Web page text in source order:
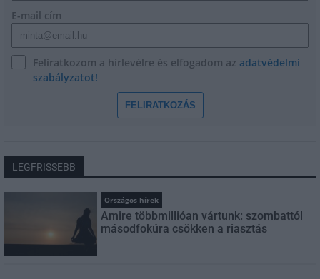
E-mail cím
Feliratkozom a hírlevélre és elfogadom az adatvédelmi
szabályzatot!
FELIRATKOZÁS
LEGFRISSEBB
Országos hírek
Amire többmillióan vártunk: szombattól
másodfokúra csökken a riasztás